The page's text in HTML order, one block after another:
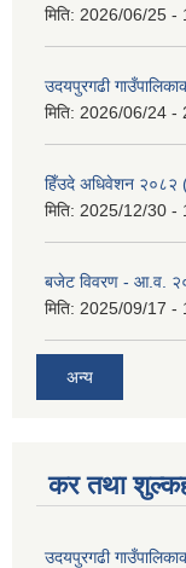
मिति: 2026/06/25 -
उदयपुरगढी
मिति: 2026/06/24 -
हिँउदे अधिवेशन
मिति: 2025/12/30 -
बजेट विवरण - आ.व.
मिति: 2025/09/17 -
अन्य
कर तथा
उदयपुरगढी